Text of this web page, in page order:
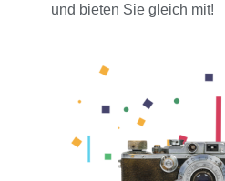
und bieten Sie gleich mit!